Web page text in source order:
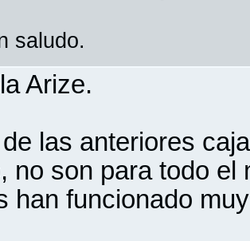
saludo.
Arize.
de las anteriores
no son para todo el
han funcionado